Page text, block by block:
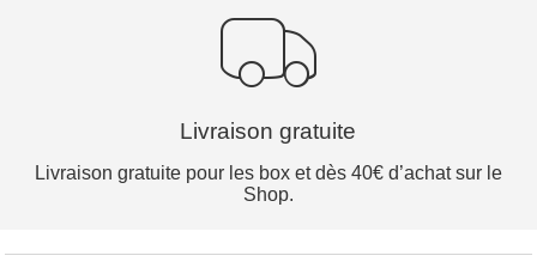
Livraison gratuite
Livraison gratuite pour les box et dès 40€ d’achat sur le
Shop.